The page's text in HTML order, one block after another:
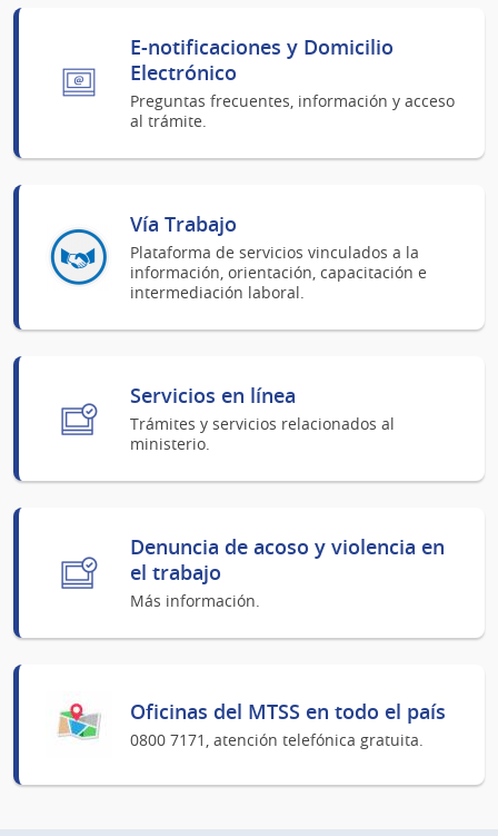
E-notificaciones y Domicilio
Electrónico
Preguntas frecuentes, información y acceso
al trámite.
Vía Trabajo
Plataforma de servicios vinculados a la
información, orientación, capacitación e
intermediación laboral.
Servicios en línea
Trámites y servicios relacionados al
ministerio.
Denuncia de acoso y violencia en
el trabajo
Más información.
Oficinas del MTSS en todo el país
0800 7171, atención telefónica gratuita.